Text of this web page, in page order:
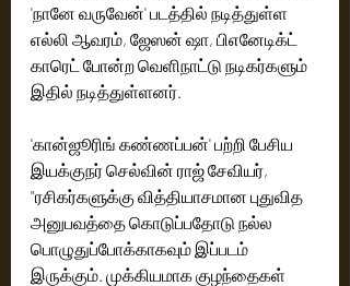
'நானே வருவேன்' படத்தில் நடித்துள்ள
எல்லி ஆவரம், ஜேஸன் ஷா, பிஎனேடிக்ட்
காரெட் போன்ற வெளிநாட்டு நடிகர்களும்
இதில் நடித்துள்ளனர்.
'கான்ஜூரிங் கண்ணப்பன்' பற்றி பேசிய
இயக்குநர் செல்வின் ராஜ் சேவியர்,
"ரசிகர்களுக்கு வித்தியாசமான புதுவித
அனுபவத்தை கொடுப்பதோடு நல்ல
பொழுதுப்போக்காகவும் இப்படம்
இருக்கும். முக்கியமாக குழந்தைகள்